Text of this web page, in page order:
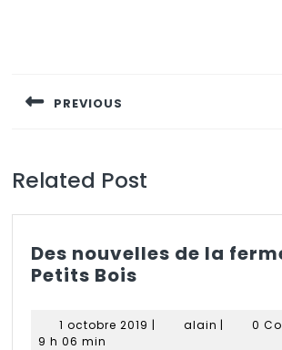
l’article
PREVIOUS
Related Post
Des nouvelles de la
Petits Bois
de
1 octobre 2019 1| alain alain
| 0
9 h 06 min